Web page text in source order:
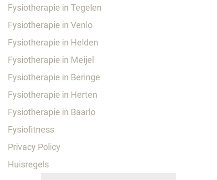
Fysiotherapie in Tegelen
Fysiotherapie in Venlo
Fysiotherapie in Helden
Fysiotherapie in Meijel
Fysiotherapie in Beringe
Fysiotherapie in Herten
Fysiotherapie in Baarlo
Fysiofitness
Privacy Policy
Huisregels